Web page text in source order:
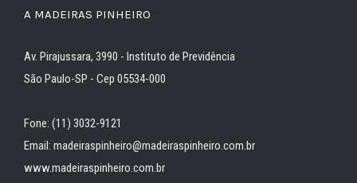
A MADEIRAS PINHEIRO
Av. Pirajussara, 3990 - Instituto de Previdência
São Paulo-SP - Cep 05534-000
Fone: (11) 3032-9121
Email: madeiraspinheiro@madeiraspinheiro.com.br
www.madeiraspinheiro.com.br